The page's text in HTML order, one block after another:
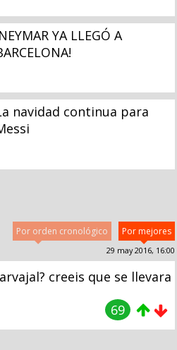
YA LLEGÓ A
navidad continua para
Por mejores
Por orden cronológico
29 may 2016, 16:00
creeis que se llevara
69